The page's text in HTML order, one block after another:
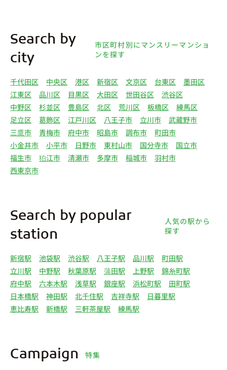
Search by
city
市区町村別にマンスリーマンショ
ンを探す
千代田区 中央区 港区 新宿区 文京区 台東区
墨田区
江東区
品川区 目黒区 大田区 世田谷区
渋谷区
中野区
杉並区 豊島区 北区 荒川区 板橋区
練馬区
足立区
葛飾区 江戸川区 八王子市 立川市
武蔵野市
三鷹市
青梅市 府中市 昭島市 調布市
町田市
小金井市
小平市 日野市 東村山市 国分寺市
国立市
福生市
狛江市 清瀬市 多摩市 稲城市
羽村市
西東京市
Search by popular
station
人気の駅から
探す
新宿駅 池袋駅 渋谷駅 八王子駅 品川駅
町田駅
立川駅
中野駅 秋葉原駅 蒲田駅 上野駅
錦糸町駅
府中駅
六本木駅 浅草駅 銀座駅 浜松町駅
田町駅
日本橋駅
神田駅 北千住駅 吉祥寺駅
日暮里駅
恵比寿駅
新橋駅 三軒茶屋駅 練馬駅
Campaign 特集